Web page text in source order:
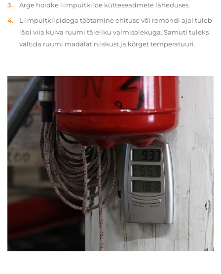
Ärge hoidke liimpuitkilpe kütteseadmete läheduses.
Liimpuitkilpidega töötamine ehituse või remondi ajal tuleb
läbi viia kuiva ruumi täieliku valmisolekuga. Samuti tuleks
vältida ruumi madalat niiskust ja kõrget temperatuuri.